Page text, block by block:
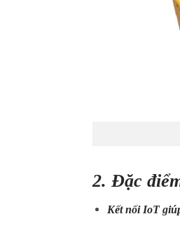
2. Đặc
Kết nối IoT